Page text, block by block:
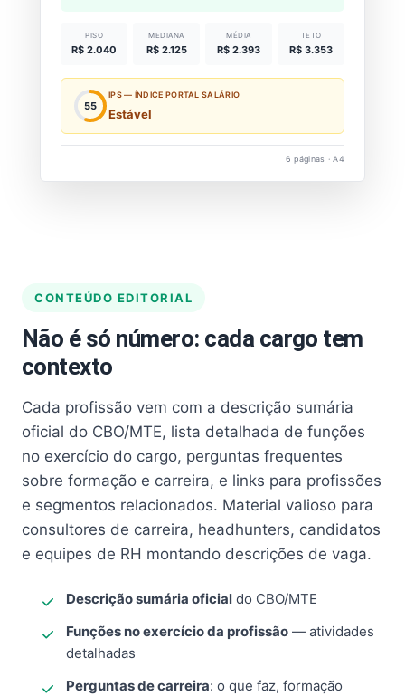
PISO
R$ 2.040
MEDIANA
R$ 2.125
MÉDIA
R$ 2.393
TETO
R$ 3.353
55
IPS — ÍNDICE PORTAL SALÁRIO
Estável
6 páginas · A4
CONTEÚDO EDITORIAL
Não é só número: cada cargo tem
contexto
Cada profissão vem com a descrição sumária
oficial do CBO/MTE, lista detalhada de funções
no exercício do cargo, perguntas frequentes
sobre formação e carreira, e links para profissões
e segmentos relacionados. Material valioso para
consultores de carreira, headhunters, candidatos
e equipes de RH montando descrições de vaga.
Descrição sumária oficial do CBO/MTE
Funções no exercício da profissão — atividades
detalhadas
Perguntas de carreira: o que faz, formação